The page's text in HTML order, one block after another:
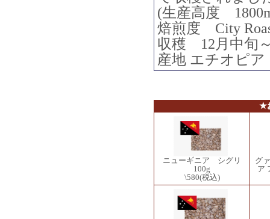
(生産高度
焙煎度 City
収穫 12月中旬
産地 エチオピ
★
ニューギニア シグリ
100g
\580(税込)
グ
ア